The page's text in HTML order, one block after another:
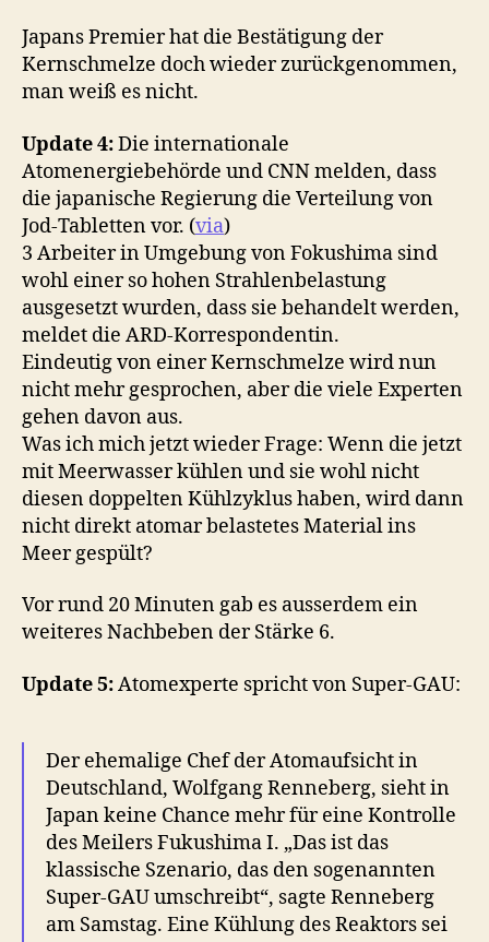
Japans Premier hat die Bestätigung der
Kernschmelze doch wieder zurückgenommen,
man weiß es nicht.
Update 4:Die internationale
Atomenergiebehörde und CNN melden, dass
die japanische Regierung die Verteilung von
Jod-Tabletten vor. (via)
3 Arbeiter in Umgebung von Fokushima sind
wohl einer so hohen Strahlenbelastung
ausgesetzt wurden, dass sie behandelt werden,
meldet die ARD-Korrespondentin.
Eindeutig von einer Kernschmelze wird nun
nicht mehr gesprochen, aber die viele Experten
gehen davon aus.
Was ich mich jetzt wieder Frage: Wenn die jetzt
mit Meerwasser kühlen und sie wohl nicht
diesen doppelten Kühlzyklus haben, wird dann
nicht direkt atomar belastetes Material ins
Meer gespült?
Vor rund 20 Minuten gab es ausserdem ein
weiteres Nachbeben der Stärke 6.
Update 5:Atomexperte spricht von Super-GAU:
Der ehemalige Chef der Atomaufsicht in
Deutschland, Wolfgang Renneberg, sieht in
Japan keine Chance mehr für eine Kontrolle
des Meilers Fukushima I. „Das ist das
klassische Szenario, das den sogenannten
Super-GAU umschreibt“, sagte Renneberg
am Samstag. Eine Kühlung des Reaktors sei